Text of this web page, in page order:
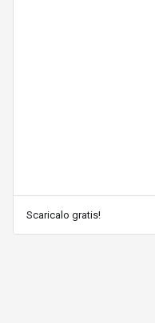
Scaricalo gratis!